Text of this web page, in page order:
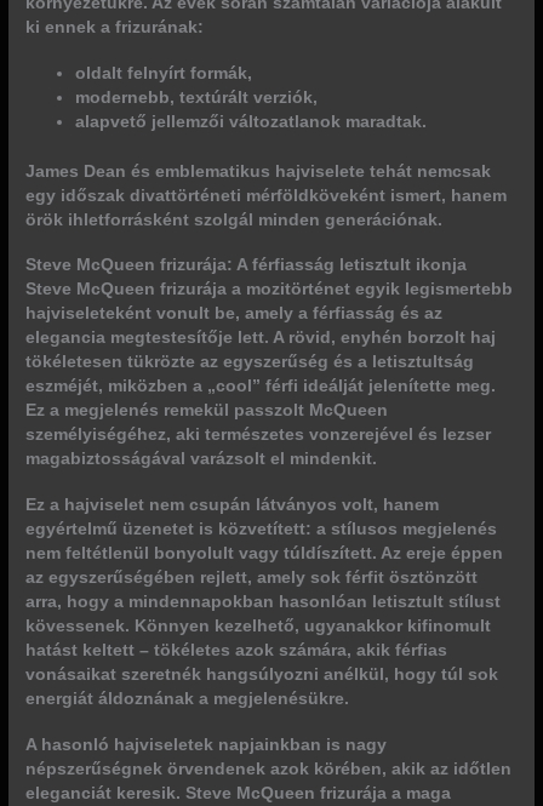
ki ennek a frizurának:
oldalt felnyírt formák,
modernebb, textúrált verziók,
alapvető jellemzői változatlanok maradtak.
James Dean és emblematikus hajviselete tehát nemcsak
egy időszak divattörténeti mérföldköveként ismert, hanem
örök ihletforrásként szolgál minden generációnak.
Steve McQueen frizurája: A férfiasság letisztult ikonja
Steve McQueen frizurája a mozitörténet egyik legismertebb
hajviseleteként vonult be, amely aférfiasság és az
elegancia megtestesítője lett. A rövid, enyhén borzolt haj
tökéletesen tükrözte az egyszerűség és a letisztultság
eszméjét, miközben a „cool” férfi ideálját jelenítette meg.
Ez a megjelenés remekül passzolt McQueen
személyiségéhez, aki természetes vonzerejével és lezser
magabiztosságával varázsolt el mindenkit.
Ez a hajviselet nem csupán látványos volt, hanem
egyértelmű üzenetet is közvetített:a stílusos megjelenés
nem feltétlenül bonyolult vagy túldíszített. Az ereje éppen
az egyszerűségében rejlett, amely sok férfit ösztönzött
arra, hogy a mindennapokban hasonlóan letisztult stílust
kövessenek. Könnyen kezelhető, ugyanakkor kifinomult
hatást keltett – tökéletes azok számára, akik férfias
vonásaikat szeretnék hangsúlyozni anélkül, hogy túl sok
energiát áldoznának a megjelenésükre.
A hasonló hajviseletek napjainkban is nagy
népszerűségnek örvendenek azok körében, akik az időtlen
eleganciát keresik. Steve McQueen frizurája a maga